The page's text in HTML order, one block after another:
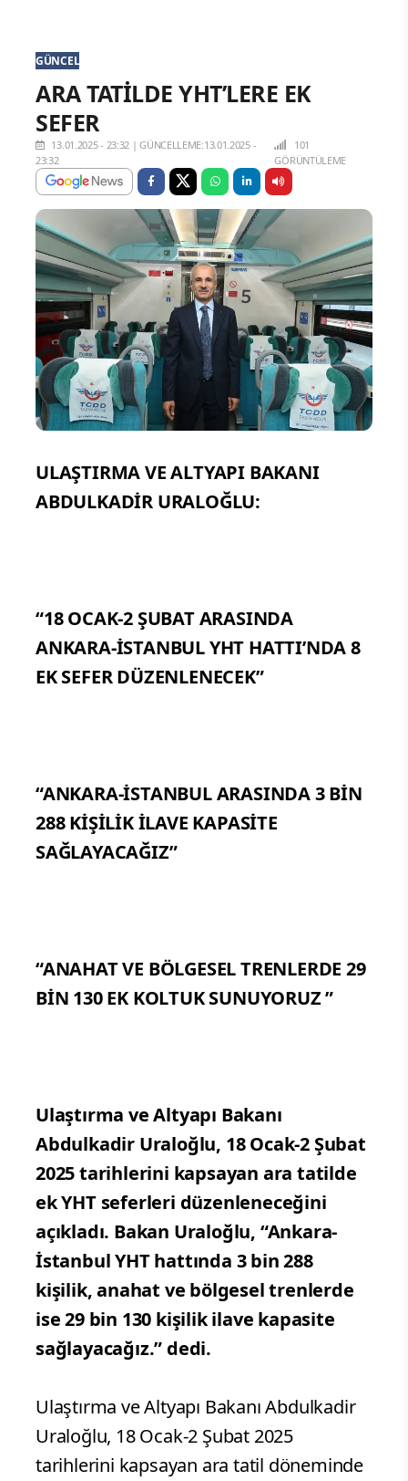
GÜNCEL
ARA TATİLDE YHT’LERE EK
SEFER
13.01.2025 - 23:32 |GÜNCELLEME:13.01.2025 -
23:32
101
GÖRÜNTÜLEME
ULAŞTIRMA VE ALTYAPI BAKANI
ABDULKADİR URALOĞLU:
“18 OCAK-2 ŞUBAT ARASINDA
ANKARA-İSTANBUL YHT HATTI’NDA 8
EK SEFER DÜZENLENECEK”
“ANKARA-İSTANBUL ARASINDA 3 BİN
288 KİŞİLİK İLAVE KAPASİTE
SAĞLAYACAĞIZ”
“ANAHAT VE BÖLGESEL TRENLERDE 29
BİN 130 EK KOLTUK SUNUYORUZ ”
Ulaştırma ve Altyapı Bakanı
Abdulkadir Uraloğlu, 18 Ocak-2 Şubat
2025 tarihlerini kapsayan ara tatilde
ek YHT seferleri düzenleneceğini
açıkladı. Bakan Uraloğlu, “Ankara-
İstanbul YHT hattında 3 bin 288
kişilik, anahat ve bölgesel trenlerde
ise 29 bin 130 kişilik ilave kapasite
sağlayacağız.” dedi.
Ulaştırma ve Altyapı Bakanı Abdulkadir
Uraloğlu, 18 Ocak-2 Şubat 2025
tarihlerini kapsayan ara tatil döneminde